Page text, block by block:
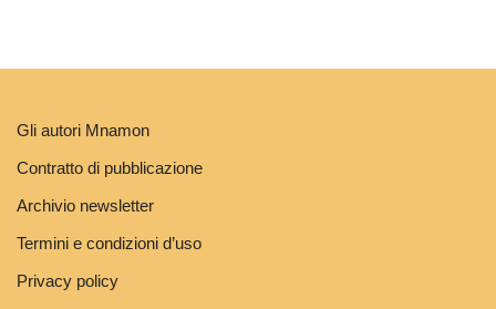
Gli autori Mnamon
Contratto di pubblicazione
Archivio newsletter
Termini e condizioni d’uso
Privacy policy